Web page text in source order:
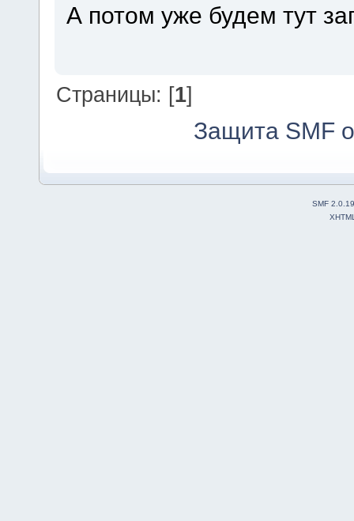
А потом уже будем тут
Страницы: [1]
Защита SMF
SMF 2.0.19